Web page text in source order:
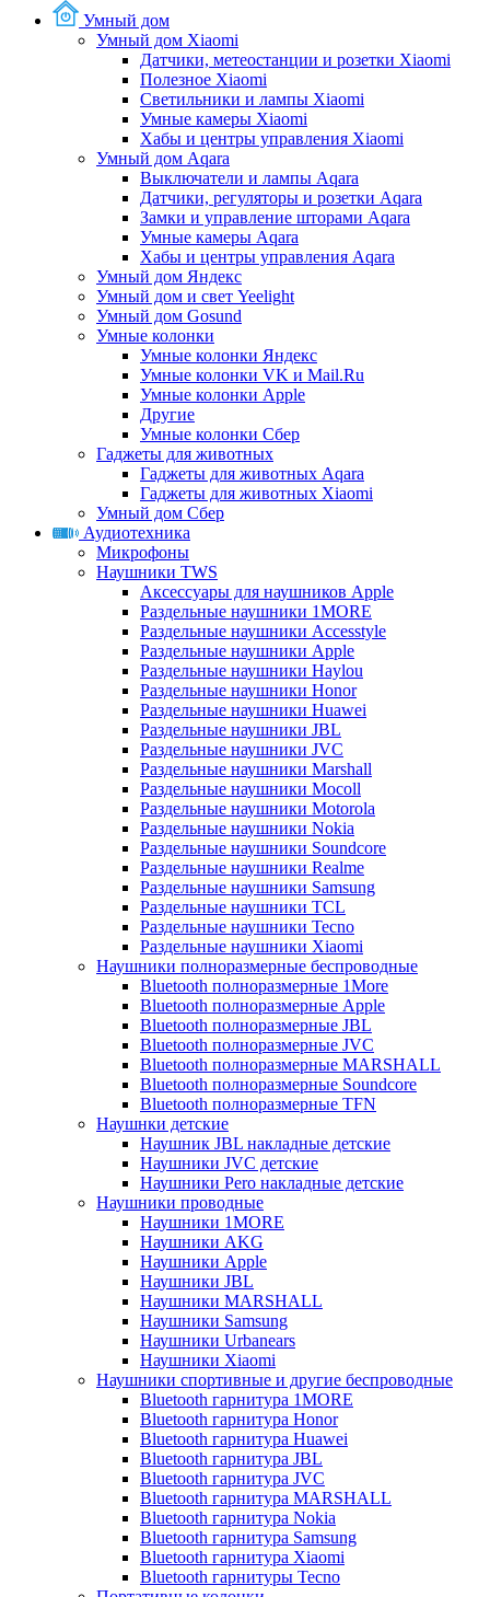
Умный дом
Умный дом Xiaomi
Датчики, метеостанции и розетки Xiaomi
Полезное Xiaomi
Светильники и лампы Xiaomi
Умные камеры Xiaomi
Хабы и центры управления Xiaomi
Умный дом Aqara
Выключатели и лампы Aqara
Датчики, регуляторы и розетки Aqara
Замки и управление шторами Aqara
Умные камеры Aqara
Хабы и центры управления Aqara
Умный дом Яндекс
Умный дом и свет Yeelight
Умный дом Gosund
Умные колонки
Умные колонки Яндекс
Умные колонки VK и Mail.Ru
Умные колонки Apple
Другие
Умные колонки Сбер
Гаджеты для животных
Гаджеты для животных Aqara
Гаджеты для животных Xiaomi
Умный дом Сбер
Аудиотехника
Микрофоны
Наушники TWS
Аксессуары для наушников Apple
Раздельные наушники 1MORE
Раздельные наушники Accesstyle
Раздельные наушники Apple
Раздельные наушники Haylou
Раздельные наушники Honor
Раздельные наушники Huawei
Раздельные наушники JBL
Раздельные наушники JVC
Раздельные наушники Marshall
Раздельные наушники Mocoll
Раздельные наушники Motorola
Раздельные наушники Nokia
Раздельные наушники Soundcore
Раздельные наушники Realme
Раздельные наушники Samsung
Раздельные наушники TCL
Раздельные наушники Tecno
Раздельные наушники Xiaomi
Наушники полноразмерные беспроводные
Bluetooth полноразмерные 1More
Bluetooth полноразмерные Apple
Bluetooth полноразмерные JBL
Bluetooth полноразмерные JVC
Bluetooth полноразмерные MARSHALL
Bluetooth полноразмерные Soundcore
Bluetooth полноразмерные TFN
Наушнки детские
Наушник JBL накладные детские
Наушники JVC детские
Наушники Pero накладные детские
Наушники проводные
Наушники 1MORE
Наушники AKG
Наушники Apple
Наушники JBL
Наушники MARSHALL
Наушники Samsung
Наушники Urbanears
Наушники Xiaomi
Наушники спортивные и другие беспроводные
Bluetooth гарнитура 1MORE
Bluetooth гарнитура Honor
Bluetooth гарнитура Huawei
Bluetooth гарнитура JBL
Bluetooth гарнитура JVC
Bluetooth гарнитура MARSHALL
Bluetooth гарнитура Nokia
Bluetooth гарнитура Samsung
Bluetooth гарнитура Xiaomi
Bluetooth гарнитуры Tecno